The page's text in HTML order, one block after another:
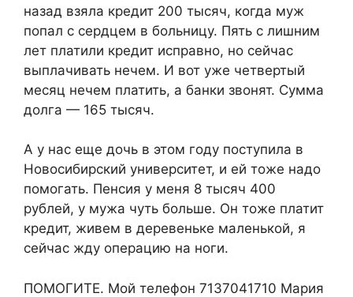
назад взяла кредит 200 тысяч, когда муж
попал с сердцем в больницу. Пять с лишним
лет платили кредит исправно, но сейчас
выплачивать нечем. И вот уже четвертый
месяц нечем платить, а банки звонят. Сумма
долга — 165 тысяч.
А у нас еще дочь в этом году поступила в
Новосибирский университет, и ей тоже надо
помогать. Пенсия у меня 8 тысяч 400
рублей, у мужа чуть больше. Он тоже платит
кредит, живем в деревеньке маленькой, я
сейчас жду операцию на ноги.
ПОМОГИТЕ. Мой телефон 7137041710 Мария